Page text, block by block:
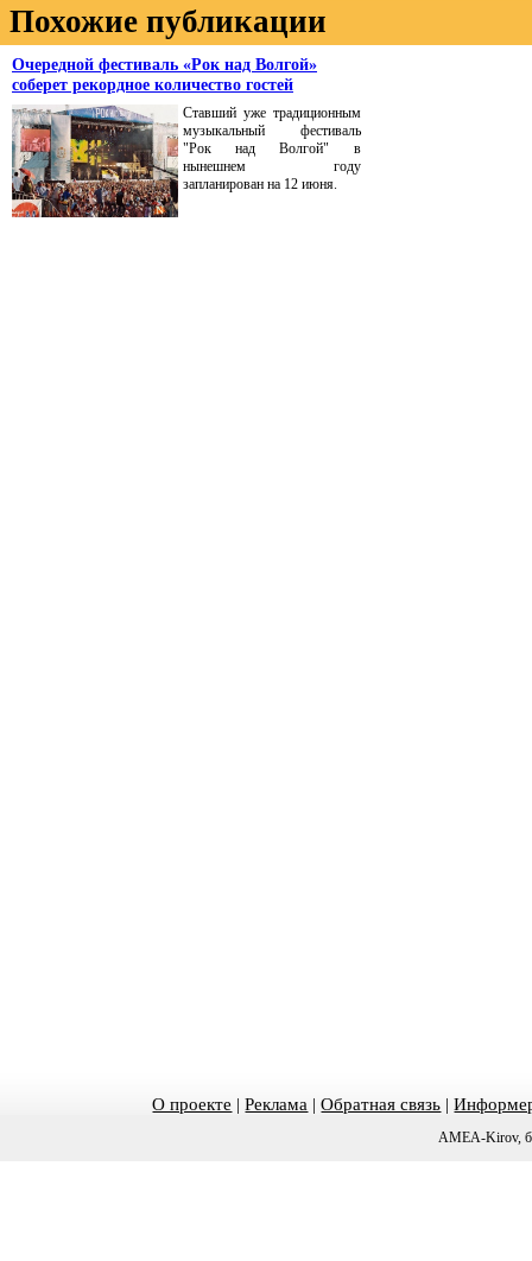
Похожие публикации
Очередной фестиваль «Рок над Волгой»
соберет рекордное количество гостей
Ставший уже традиционным
музыкальный фестиваль
"Рок над Волгой" в
нынешнем году
запланирован на 12 июня.
О проекте |Реклама |Обратная связь |
AMEA-Kirov,